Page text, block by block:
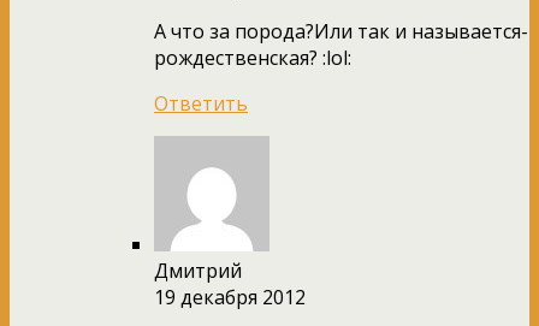
А что за порода?Или так и называется-
рождественская? :lol:
Ответить
Дмитрий
19 декабря 2012